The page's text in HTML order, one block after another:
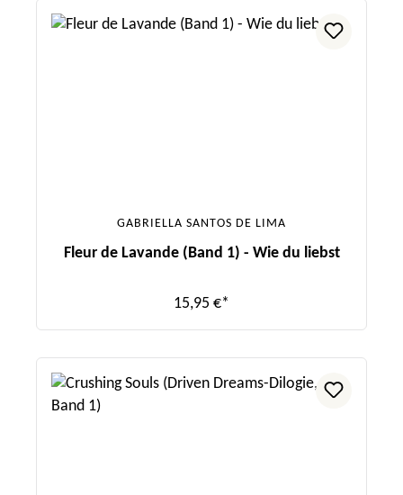
GABRIELLA SANTOS DE LIMA
Fleur de Lavande (Band 1) - Wie du liebst
15,95 €*